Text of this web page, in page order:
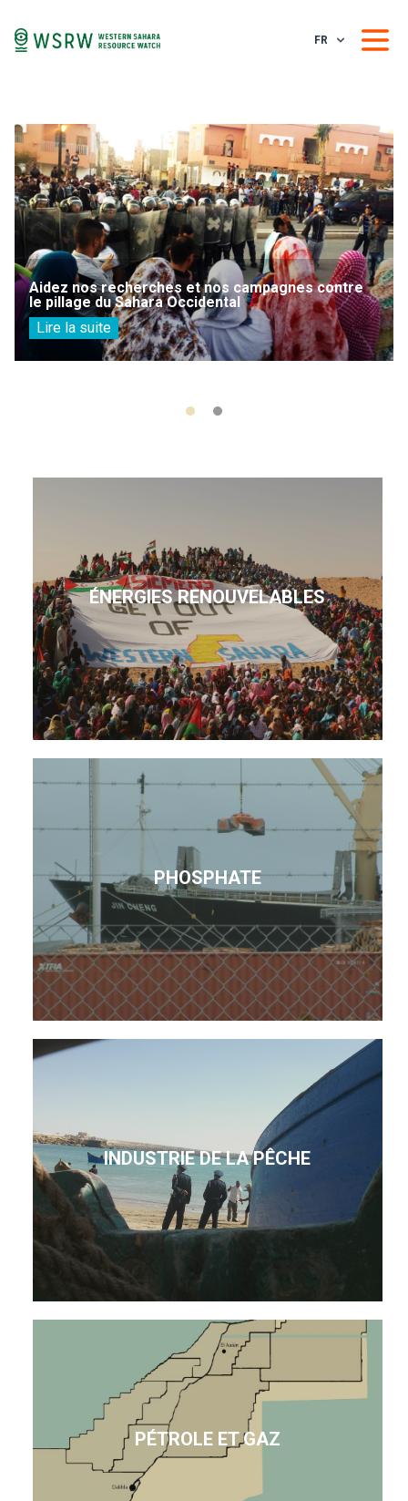
FR
Aidez nos recherches et nos campagnes contre
le pillage du Sahara Occidental
Lire la suite
ÉNERGIES RENOUVELABLES
PHOSPHATE
INDUSTRIE DE LA PÊCHE
PÉTROLE ET GAZ